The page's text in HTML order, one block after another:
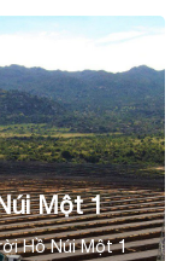
Một 1
Hồ Núi Một 1